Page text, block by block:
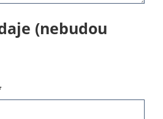
(nebudou